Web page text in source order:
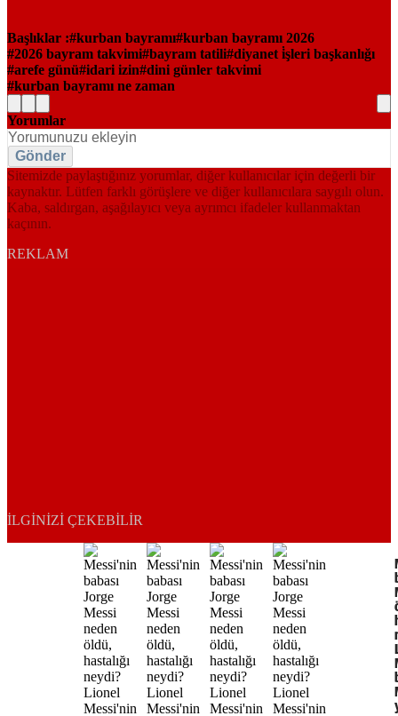
Başlıklar : kurban bayramı kurban bayramı 2026
2026 bayram takvimi bayram tatili diyanet i̇şleri başkanlığı
arefe günü idari izin dini günler takvimi
kurban bayramı ne zaman
Yorumlar
Gönder
Sitemizde paylaştığınız yorumlar, diğer kullanıcılar için değerli bir
kaynaktır. Lütfen farklı görüşlere ve diğer kullanıcılara saygılı olun.
Kaba, saldırgan, aşağılayıcı veya ayrımcı ifadeler kullanmaktan
kaçının.
REKLAM
İLGINIZI ÇEKEBILIR